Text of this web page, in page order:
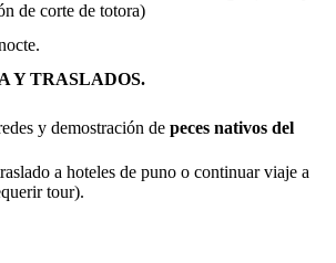
de corte de totora)
YTRASLADOS.
y demostración de peces nativos del
a hoteles de puno o continuar viaje a
tour).